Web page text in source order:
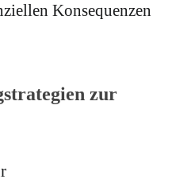
Konsequenzen
zur